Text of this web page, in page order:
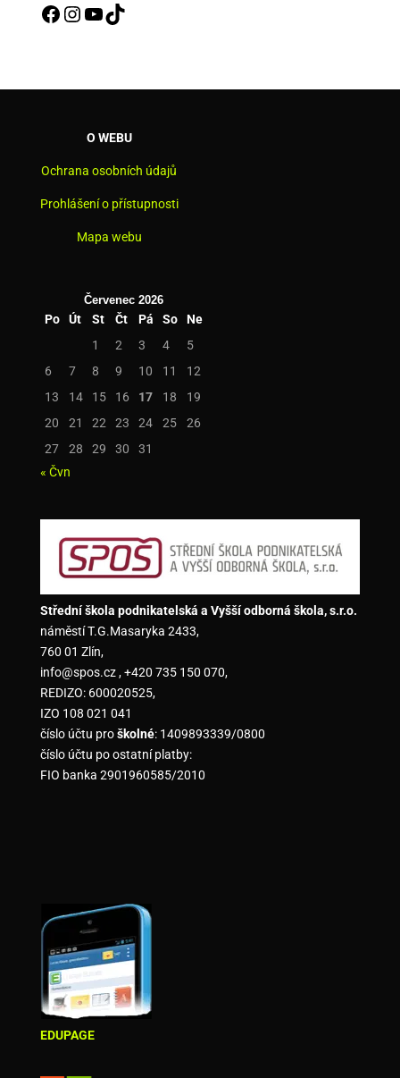
Facebook
Instagram
YouTube
TikTok
O WEBU
Ochrana osobních údajů
Prohlášení o přístupnosti
Mapa webu
Červenec 2026
Po Út St Čt Pá So
Ne
1
2 3 4
5
6
7 8 9 10 11
12
13
14 15 16 17 18
19
20
21 22 23 24 25
26
27
28 29 30
31
« Čvn
Střední škola podnikatelská a Vyšší odborná škola, s.r.o.
náměstí T.G.Masaryka 2433,
760 01 Zlín,
info@spos.cz , +420 735 150 070,
REDIZO: 600020525,
IZO 108 021 041
číslo účtu proškolné: 1409893339/0800
číslo účtu po ostatní platby:
FIO banka 2901960585/2010
EDUPAGE